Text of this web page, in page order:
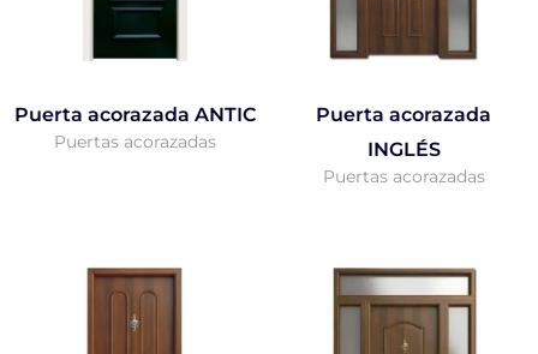
Puerta acorazada ANTIC
Puertas acorazadas
Puerta acorazada
INGLÉS
Puertas acorazadas